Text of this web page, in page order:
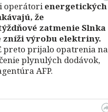
operátorienergetických
že
zatmenie Slnka
zníži výrobu elektriny.
preto prijalo opatrenia na
plynulých dodávok,
AFP.